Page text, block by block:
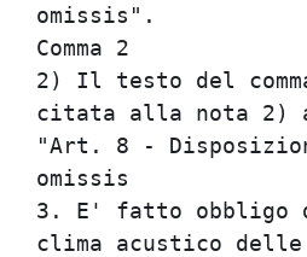
2) Il testo del
citata alla
"Art. 8 -
3. E' fatto
clima acustico